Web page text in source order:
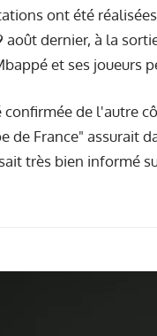
ont été
dernier, à la
et ses joueurs
de l'autre
de France" assurait
très bien informé